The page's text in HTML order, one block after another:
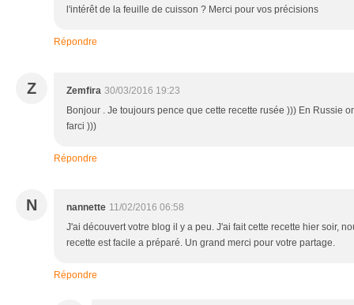
l'intérêt de la feuille de cuisson ? Merci pour vos précisions
Répondre
Z Zemfira 30/03/2016 19:23
Bonjour . Je toujours pence que cette recette rusée ))) En Russie
farci )))
Répondre
N nannette 11/02/2016 06:58
J'ai découvert votre blog il y a peu. J'ai fait cette recette hier soir,
recette est facile a préparé. Un grand merci pour votre partage.
Répondre